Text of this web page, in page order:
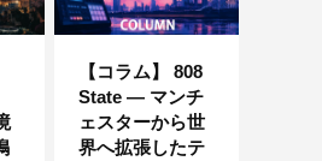
【コラム】 808
State ― マンチ
ェスターから世
界へ拡張したテ